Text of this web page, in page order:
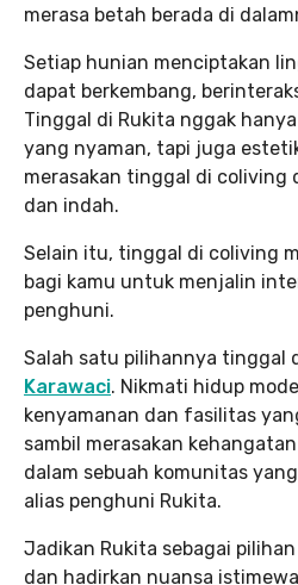
merasa betah berada di
Setiap hunian menciptakan
dapat berkembang,
Tinggal di Rukita nggak
yang nyaman, tapi juga
merasakan tinggal di coliving
dan indah.
Selain itu, tinggal di coliving
bagi kamu untuk menjalin
penghuni.
Salah satu pilihannya tinggal
Karawaci. Nikmati hidup
kenyamanan dan fasilitas
sambil merasakan
dalam sebuah komunitas
alias penghuni Rukita.
Jadikan Rukita sebagai
dan hadirkan nuansa